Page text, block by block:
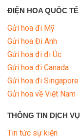
ĐIỆN HOA QUỐC TẾ
Gửi hoa đi Mỹ
Gửi hoa Đi Anh
Gửi hoa đi đi Úc
Gửi hoa đi Canada
Gửi hoa đi Singapore
Gửi hoa về Việt Nam
THÔNG TIN DỊCH VỤ
Tin tức sự kiện